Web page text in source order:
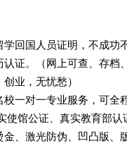
回国人员证明，不成功
证。（网上可查、存档
创业，无忧愁）
一对一专业服务，可
馆公证、真实教育部认
、激光防伪、凹凸版、